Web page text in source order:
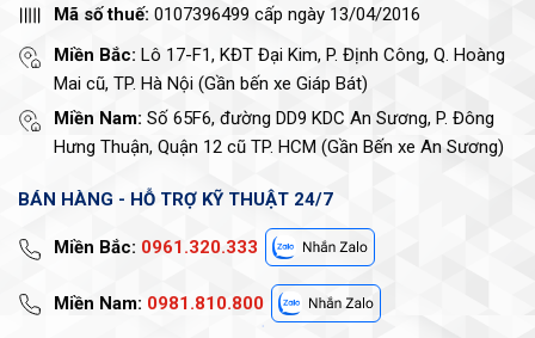
Mã số thuế: 0107396499 cấp ngày 13/04/2016
Miền Bắc: Lô 17-F1, KĐT Đại Kim, P. Định Công, Q. Hoàng
Mai cũ, TP. Hà Nội (Gần bến xe Giáp Bát)
Miền Nam: Số 65F6, đường DD9 KDC An Sương, P. Đông
Hưng Thuận, Quận 12 cũ TP. HCM (Gần Bến xe An Sương)
BÁN HÀNG - HỖ TRỢ KỸ THUẬT 24/7
Miền Bắc: 0961.320.333
Miền Nam: 0981.810.800